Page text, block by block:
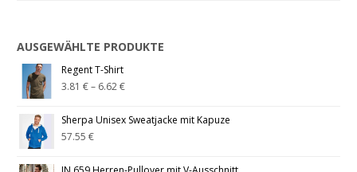
AUSGEWÄHLTE PRODUKTE
Regent T-Shirt
3.81€– 6.62€
Sherpa Unisex Sweatjacke mit Kapuze
57.55€